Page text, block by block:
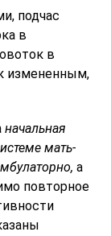
подчас
в
в
измененным,
начальная
мать-
а
повторное